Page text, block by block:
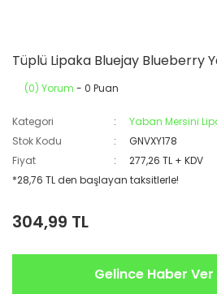
Tüplü Lipaka Bluejay Blueberry
(0) Yorum - 0 Puan
Kategori
Yaban Mersini
Stok Kodu
GNVXY178
Fiyat
277,26 TL + KDV
*28,76 TL den başlayan taksitlerle!
304,99 TL
Gelince Haber Ver